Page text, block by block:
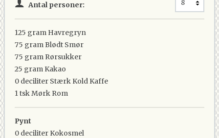
Antal personer:
125 gram Havregryn
75 gramBlødt Smør
75 gram Rørsukker
25 gram Kakao
0 deciliter Stærk Kold Kaffe
1 tskMørk Rom
Pynt
0 deciliter Kokosmel